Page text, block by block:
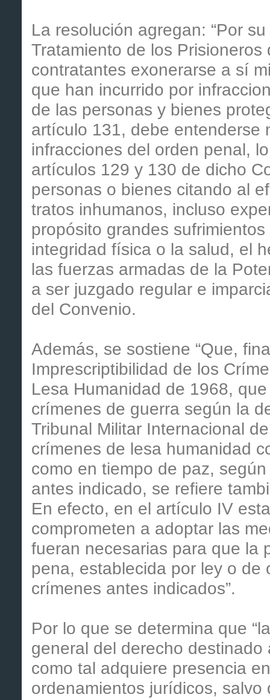
La resolución agregan: “Por
Tratamiento de los
contratantes exonerarse a sí
que han incurrido por
de las personas y bienes
artículo 131, debe entenderse
infracciones del orden penal,
artículos 129 y 130 de dicho
personas o bienes citando al
tratos inhumanos, incluso
propósito grandes
integridad física o la salud, el
las fuerzas armadas de la
a ser juzgado regular e
del Convenio.
Además, se sostiene “Que,
Imprescriptibilidad de los
Lesa Humanidad de 1968,
crímenes de guerra según la
Tribunal Militar Internacional
crímenes de lesa humanidad
como en tiempo de paz,
antes indicado, se refiere
En efecto, en el artículo IV
comprometen a adoptar las
fueran necesarias para que la
pena, establecida por ley o
crímenes antes indicados”.
Por lo que se determina que
general del derecho
como tal adquiere presencia
ordenamientos jurídicos,